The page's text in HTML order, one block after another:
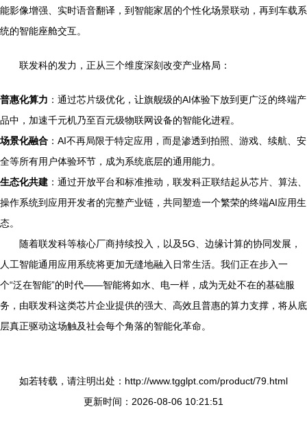
能影像增强、实时语音翻译，到智能家居的个性化场景联动，再到车载系
统的智能座舱交互。
联发科的发力，正从三个维度深刻改变产业格局：
普惠化算力 ：通过芯片级优化，让旗舰级的AI体验下放到更广泛的终端产
品中，加速千元机乃至百元级物联网设备的智能化进程。
场景化融合 ：AI不再局限于特定应用，而是渗透到拍照、游戏、续航、安
全等所有用户体验环节，成为系统底层的通用能力。
生态化共建 ：通过开放平台和标准推动，联发科正联结起从芯片、算法、
操作系统到应用开发者的完整产业链，共同塑造一个繁荣的终端AI应用生
态。
随着联发科等核心厂商持续投入，以及5G、边缘计算的协同发展，
人工智能通用应用系统将更加无缝地融入日常生活。我们正在步入一
个“泛在智能”的时代——智能将如水、电一样，成为无处不在的基础服
务，由联发科这类芯片企业提供的强大、高效且普惠的算力支撑，将从底
层真正驱动这场触及社会每个角落的智能化革命。
如若转载，请注明出处：http://www.tgglpt.com/product/79.html
更新时间：2026-08-06 10:21:51